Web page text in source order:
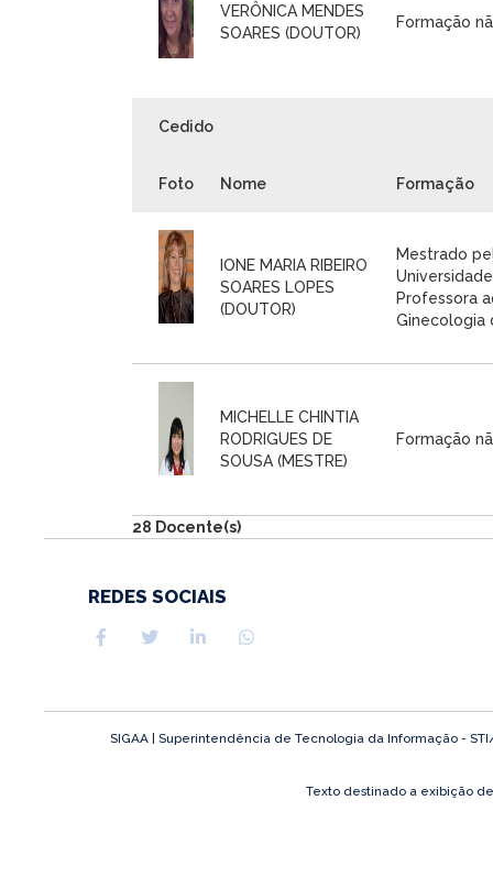
VERÔNICA MENDES
SOARES (DOUTOR)
Formação
Cedido
Foto Nome Formação
IONE MARIA RIBEIRO
SOARES LOPES
(DOUTOR)
Mestrado
Professora
Ginecologia
MICHELLE CHINTIA
RODRIGUES DE
SOUSA (MESTRE)
Formação
28 Docente(s)
REDES SOCIAIS
SIGAA | Superintendência de Tecnologia da Informação -
Texto destinado a exibição